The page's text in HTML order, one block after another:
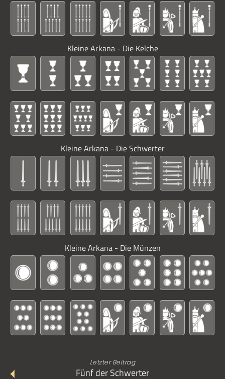
Kleine Arkana - Die Kelche
Kleine Arkana - Die Schwerter
Kleine Arkana - Die Münzen
Letzter Beitrag
Fünf der Schwerter